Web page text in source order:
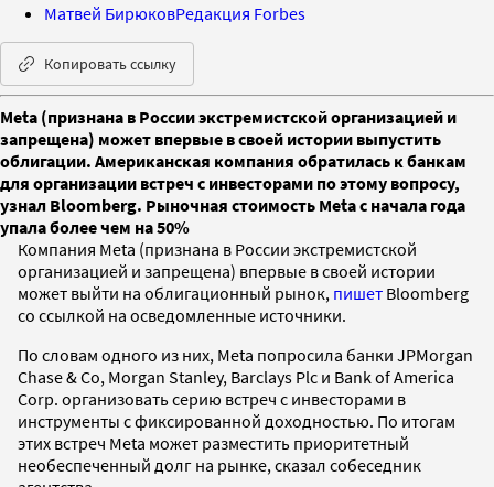
Матвей БирюковРедакция Forbes
Копировать ссылку
Meta (признана в России экстремистской организацией и
запрещена) может впервые в своей истории выпустить
облигации. Американская компания обратилась к банкам
для организации встреч с инвесторами по этому вопросу,
узнал Bloomberg. Рыночная стоимость Meta с начала года
упала более чем на 50%
Компания Meta (признана в России экстремистской
организацией и запрещена) впервые в своей истории
может выйти на облигационный рынок, пишет Bloomberg
со ссылкой на осведомленные источники.
По словам одного из них, Meta попросила банки JPMorgan
Chase & Co, Morgan Stanley, Barclays Plc и Bank of America
Corp. организовать серию встреч с инвесторами в
инструменты с фиксированной доходностью. По итогам
этих встреч Meta может разместить приоритетный
необеспеченный долг на рынке, сказал собеседник